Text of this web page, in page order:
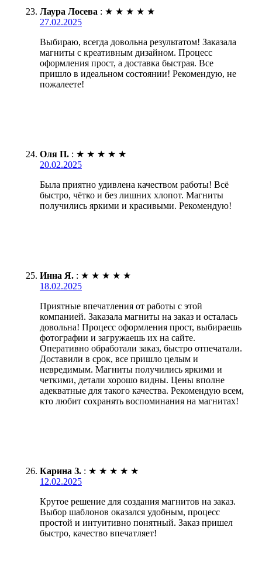
Лаура Лосева : ★ ★ ★ ★ ★
27.02.2025
Выбираю, всегда довольна результатом! Заказала
магниты с креативным дизайном. Процесс
оформления прост, а доставка быстрая. Все
пришло в идеальном состоянии! Рекомендую, не
пожалеете!
Оля П. : ★ ★ ★ ★ ★
20.02.2025
Была приятно удивлена качеством работы! Всё
быстро, чётко и без лишних хлопот. Магниты
получились яркими и красивыми. Рекомендую!
Инна Я. : ★ ★ ★ ★ ★
18.02.2025
Приятные впечатления от работы с этой
компанией. Заказала магниты на заказ и осталась
довольна! Процесс оформления прост, выбираешь
фотографии и загружаешь их на сайте.
Оперативно обработали заказ, быстро отпечатали.
Доставили в срок, все пришло целым и
невредимым. Магниты получились яркими и
четкими, детали хорошо видны. Цены вполне
адекватные для такого качества. Рекомендую всем,
кто любит сохранять воспоминания на магнитах!
Карина З. : ★ ★ ★ ★ ★
12.02.2025
Крутое решение для создания магнитов на заказ.
Выбор шаблонов оказался удобным, процесс
простой и интуитивно понятный. Заказ пришел
быстро, качество впечатляет!